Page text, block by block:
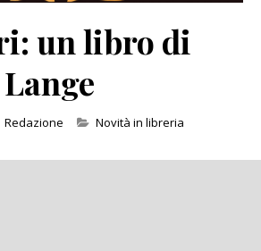
un libro di
Redazione Categories
Novità in libreria